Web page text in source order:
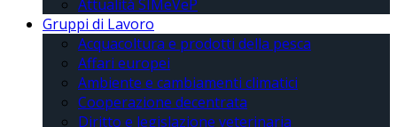
Attualità SIMeVeP
Gruppi di Lavoro
Acquacoltura e prodotti della pesca
Affari europei
Ambiente e cambiamenti climatici
Cooperazione decentrata
Diritto e legislazione veterinaria